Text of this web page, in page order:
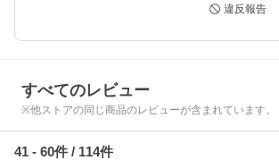
違反報告
すべてのレビュー
※他ストアの同じ商品のレビューが含まれています。
41 - 60件 / 114件